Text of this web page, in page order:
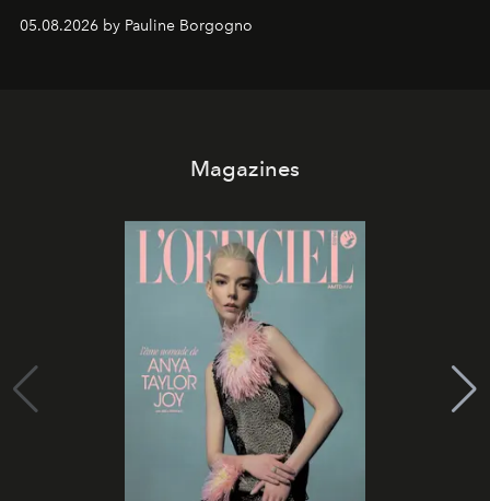
05.08.2026 by Pauline Borgogno
Magazines